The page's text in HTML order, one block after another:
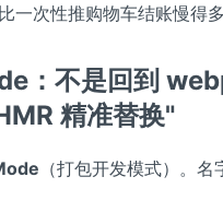
一次性推购物车结账慢得多
：不是回到
精准替换"
（打包开发模式）。